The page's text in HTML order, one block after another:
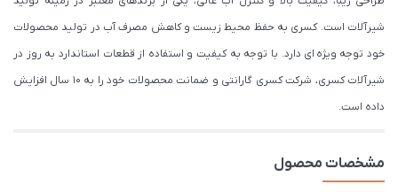
شیرآلات است. کسری به حفظ محیط زیست و کاهش مصرف آب در تولید محصولات
خود توجه ویژه ای دارد. با توجه به کیفیت و استفاده از قطعات استاندارد به روز در
شیرآلات کسری، شرکت کسری گارانتی و ضمانت محصولات خود را به 10 سال افزایش
داده است.
مشخصات محصول